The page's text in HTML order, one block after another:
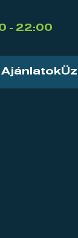
- 22:00
Ajánlatok